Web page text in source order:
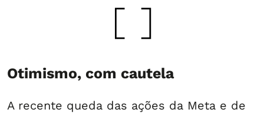
Otimismo, com cautela
A recente queda das ações da Meta e de